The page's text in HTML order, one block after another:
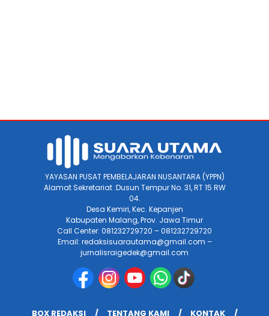
YAYASAN PUSAT PEMBELAJARAN NUSANTARA (YPPN)
Alamat Sekretariat :Dusun Tempur No. 31, RT 15 RW
04.
Desa Kemiri, Kec. Kepanjen
Kabupaten Malang, Prov. Jawa Timur
Call Center: 081232729720 – 081232729720
Email: redaksisuarautama@gmail.com –
jurnalisraigedek@gmail.com
BOX REDAKSI TENTANG KAMI KONTAK